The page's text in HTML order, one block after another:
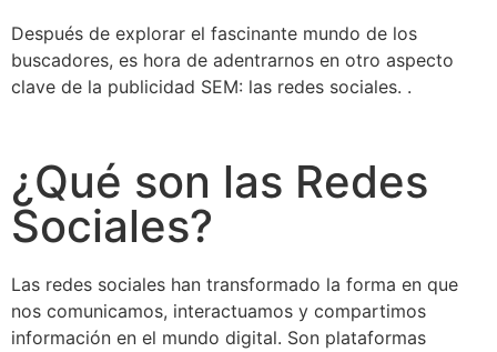
Después de explorar el fascinante mundo de los
buscadores, es hora de adentrarnos en otro aspecto
clave de la publicidad SEM: las redes sociales. .
¿Qué son las Redes
Sociales?
Las redes sociales han transformado la forma en que
nos comunicamos, interactuamos y compartimos
información en el mundo digital. Son plataformas